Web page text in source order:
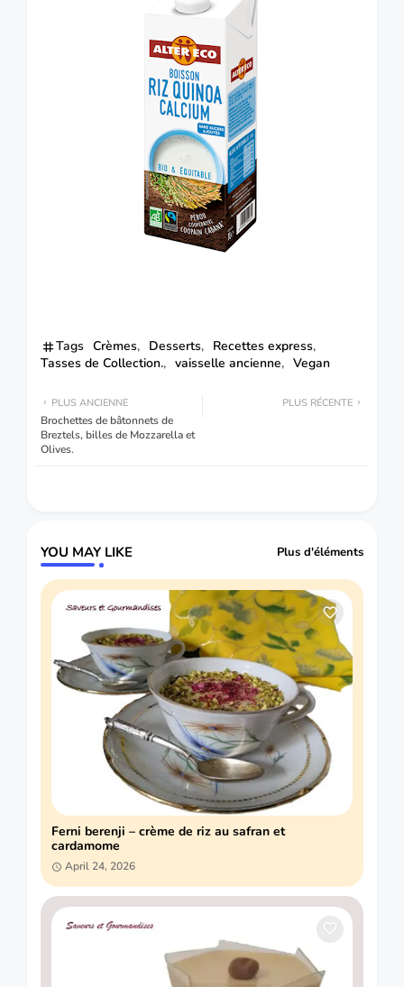
Tags Crèmes Desserts
Recettes express
Tasses de Collection.
vaisselle ancienne Vegan
PLUS RÉCENTE
PLUS ANCIENNE
Brochettes de bâtonnets de
Breztels, billes de Mozzarella et
Olives.
YOU MAY LIKE Plus d'éléments
Ferni berenji – crème de riz au safran et
cardamome
April 24, 2026